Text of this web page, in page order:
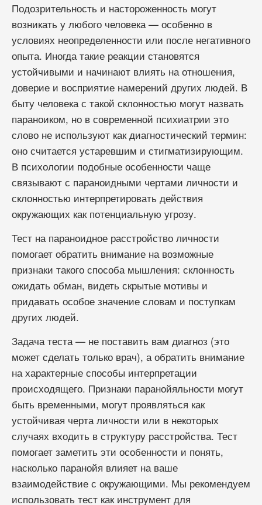
Подозрительность и настороженность могут
возникать у любого человека — особенно в
условиях неопределенности или после негативного
опыта. Иногда такие реакции становятся
устойчивыми и начинают влиять на отношения,
доверие и восприятие намерений других людей. В
быту человека с такой склонностью могут назвать
параноиком, но в современной психиатрии это
слово не используют как диагностический термин:
оно считается устаревшим и стигматизирующим.
В психологии подобные особенности чаще
связывают с параноидными чертами личности и
склонностью интерпретировать действия
окружающих как потенциальную угрозу.
Тест на параноидное расстройство личности
помогает обратить внимание на возможные
признаки такого способа мышления: склонность
ожидать обман, видеть скрытые мотивы и
придавать особое значение словам и поступкам
других людей.
Задача теста — не поставить вам диагноз (это
может сделать только врач), а обратить внимание
на характерные способы интерпретации
происходящего. Признаки паранойяльности могут
быть временными, могут проявляться как
устойчивая черта личности или в некоторых
случаях входить в структуру расстройства. Тест
помогает заметить эти особенности и понять,
насколько паранойя влияет на ваше
взаимодействие с окружающими. Мы рекомендуем
использовать тест как инструмент для